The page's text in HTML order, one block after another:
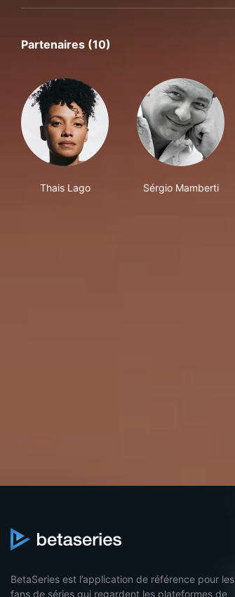
Partenaires (10)
Thais Lago Sérgio Mamberti
BetaSeries est l’application de référence pour les
fans de séries qui regardent les plateformes de